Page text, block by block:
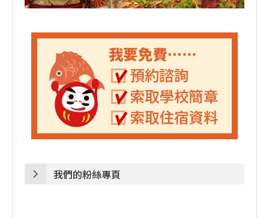
我們的粉絲專頁